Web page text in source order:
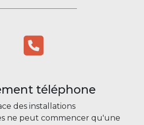
téléphone
des installations
ne peut commencer qu'une